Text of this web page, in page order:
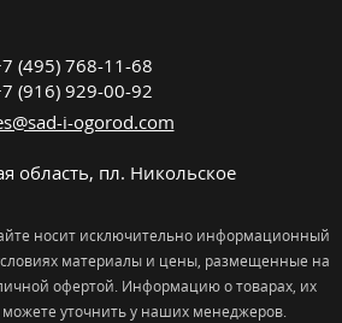
(495) 768-11-68
(916) 929-00-92
i-ogorod.com
область, пл. Никольcкое
носит исключительно информационный
материалы и цены, размещенные на
офертой. Информацию о товарах, их
уточнить у наших менеджеров.